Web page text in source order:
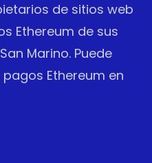
de sitios web
Ethereum de sus
Marino. Puede
Ethereum en